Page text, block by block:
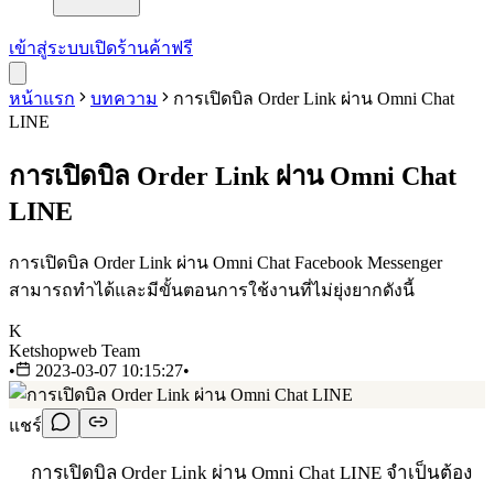
เข้าสู่ระบบเปิดร้านค้าฟรี
หน้าแรก บทความ
การเปิดบิล Order Link ผ่าน Omni Chat
LINE
การเปิดบิล Order Link ผ่าน Omni Chat
LINE
การเปิดบิล Order Link ผ่าน Omni Chat Facebook Messenger
สามารถทำได้และมีขั้นตอนการใช้งานที่ไม่ยุ่งยากดังนี้
K
Ketshopweb Team
•
2023-03-07 10:15:27•
แชร์
การเปิดบิล Order Link ผ่าน Omni Chat LINE จำเป็นต้อง